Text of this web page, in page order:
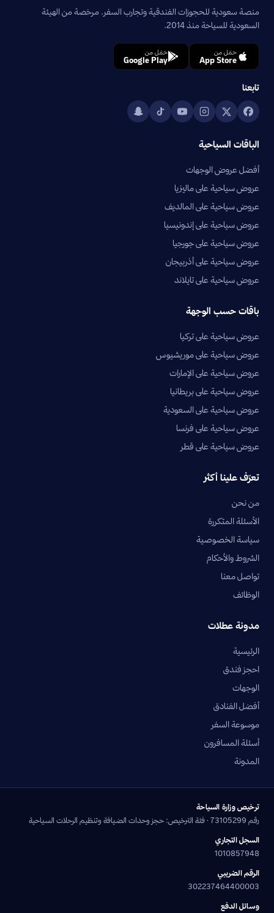
منصة سعودية للحجوزات الفندقية وتجارب السفر. مرخصة من الهيئة
السعودية للسياحة منذ 2014.
حمّل من
App Store
حمّل من
Google Play
تابعنا
الباقات السياحية
أفضل عروض الوجهات
عروض سياحية على ماليزيا
عروض سياحية على المالديف
عروض سياحية على إندونيسيا
عروض سياحية على جورجيا
عروض سياحية على أذربيجان
عروض سياحية على تايلاند
باقات حسب الوجهة
عروض سياحية على تركيا
عروض سياحية على موريشيوس
عروض سياحية على الإمارات
عروض سياحية على بريطانيا
عروض سياحية على السعودية
عروض سياحية على فرنسا
عروض سياحية على قطر
تعرّف علينا أكثر
من نحن
الأسئلة المتكررة
سياسة الخصوصية
الشروط والأحكام
تواصل معنا
الوظائف
مدونة عطلات
الرئيسية
احجز فندق
الوجهات
أفضل الفنادق
موسوعة السفر
أسئلة المسافرون
المدونة
ترخيص وزارة السياحة
رقم 73105299 · فئة الترخيص: حجز وحدات الضيافة وتنظيم الرحلات السياحية
السجل التجاري
1010857948
الرقم الضريبي
302237464400003
وسائل الدفع